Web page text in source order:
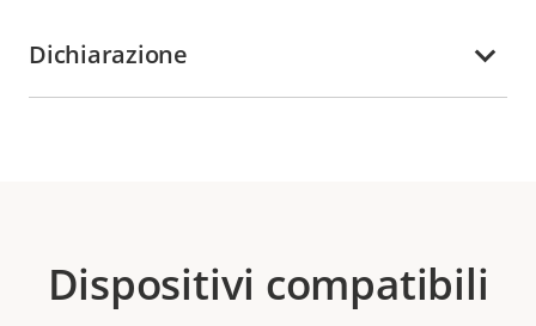
Dichiarazione
Dispositivi compatibili